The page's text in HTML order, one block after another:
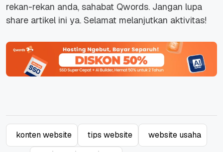
rekan-rekan anda, sahabat Qwords. Jangan lupa
share artikel ini ya. Selamat melanjutkan aktivitas!
konten website tips website website usaha